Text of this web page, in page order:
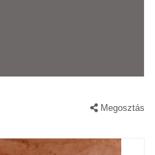
Megosztás